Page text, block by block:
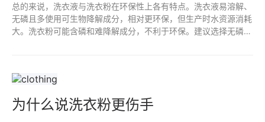
总的来说，洗衣液与洗衣粉在环保性上各有特点。洗衣液易溶解、
无磷且多使用可生物降解成分，相对更环保，但生产时水资源消耗
大。洗衣粉可能含磷和难降解成分，不利于环保。建议选择无磷、
为什么说洗衣粉更伤手